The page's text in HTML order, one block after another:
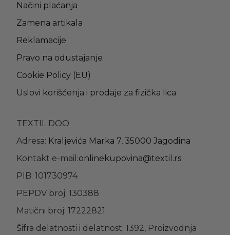
Načini plaćanja
Zamena artikala
Reklamacije
Pravo na odustajanje
Cookie Policy (EU)
Uslovi korišćenja i prodaje za fizička lica
TEXTIL DOO
Adresa: Kraljevića Marka 7, 35000 Jagodina
Kontakt e-mail:onlinekupovina@textil.rs
PIB: 101730974
PEPDV broj: 130388
Matični broj: 17222821
Šifra delatnosti i delatnost: 1392, Proizvodnja